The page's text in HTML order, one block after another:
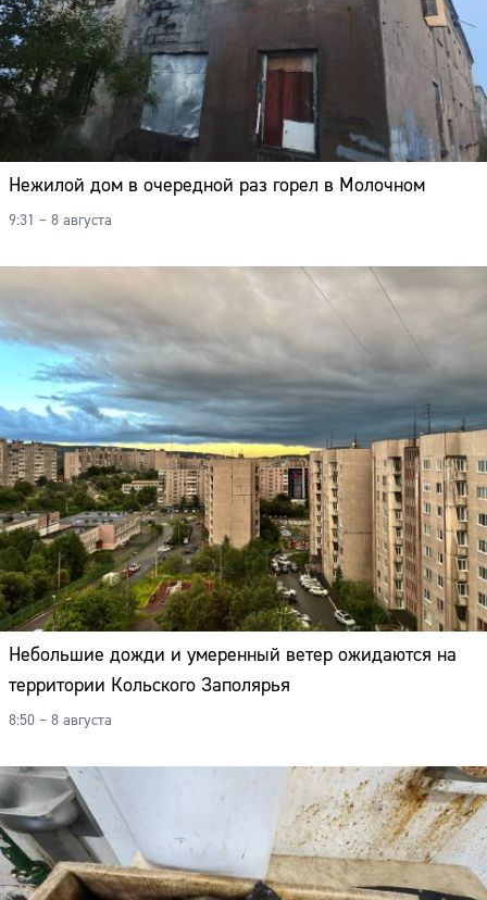
Нежилой дом в очередной раз горел в Молочном
9:31 – 8 августа
Небольшие дожди и умеренный ветер ожидаются на
территории Кольского Заполярья
8:50 – 8 августа